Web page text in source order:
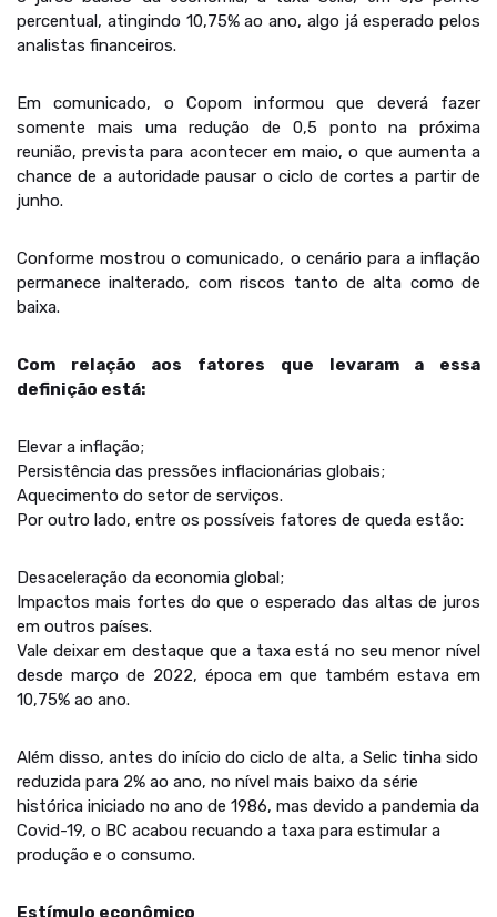
percentual, atingindo 10,75% ao ano, algo já esperado pelos
analistas financeiros.
Em comunicado, o Copom informou que deverá fazer
somente mais uma redução de 0,5 ponto na próxima
reunião, prevista para acontecer em maio, o que aumenta a
chance de a autoridade pausar o ciclo de cortes a partir de
junho.
Conforme mostrou o comunicado, o cenário para a inflação
permanece inalterado, com riscos tanto de alta como de
baixa.
Com relação aos fatores que levaram a essa
definição está:
Elevar a inflação;
Persistência das pressões inflacionárias globais;
Aquecimento do setor de serviços.
Por outro lado, entre os possíveis fatores de queda estão:
Desaceleração da economia global;
Impactos mais fortes do que o esperado das altas de juros
em outros países.
Vale deixar em destaque que a taxa está no seu menor nível
desde março de 2022, época em que também estava em
10,75% ao ano.
Além disso, antes do início do ciclo de alta, a Selic tinha sido
reduzida para 2% ao ano, no nível mais baixo da série
histórica iniciado no ano de 1986, mas devido a pandemia da
Covid-19, o BC acabou recuando a taxa para estimular a
produção e o consumo.
Estímulo econômico